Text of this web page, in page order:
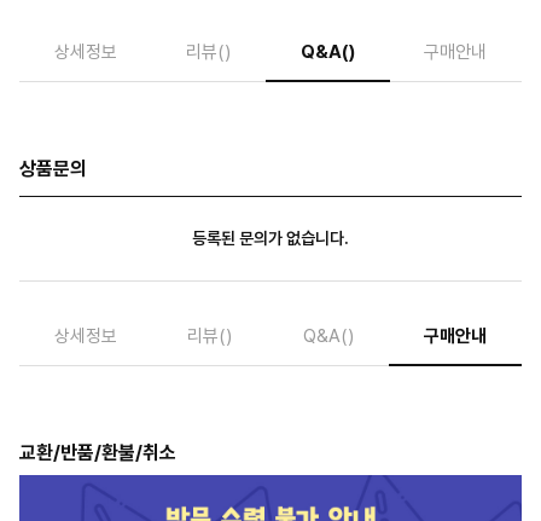
상세정보 리뷰() Q&A() 구매안내
상품문의
등록된 문의가 없습니다.
상세정보 리뷰() Q&A() 구매안내
교환/반품/환불/취소